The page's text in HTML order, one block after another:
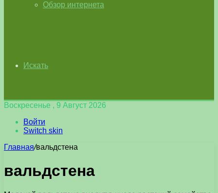
Обзор интернета
Искать
Воскресенье , 9 Август 2026
Войти
Switch skin
Главная/вальдстена
вальдстена